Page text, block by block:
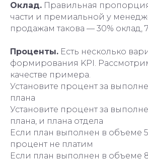
Оклад. Правильная
части и премиальной у
продажам такова — 30% оклад,
Проценты. Есть несколько
формирования KPI.
качестве примера.
Установите процент за
плана
Установите процент за
плана, и плана отдела
Если план выполнен в объеме
процент не платим
Если план выполнен в объеме